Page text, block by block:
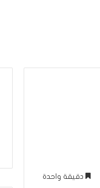
دقيقة واحدة